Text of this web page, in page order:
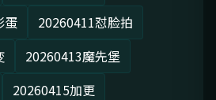
蛋
20260411怼脸拍
20260413魔先堡
20260415加更